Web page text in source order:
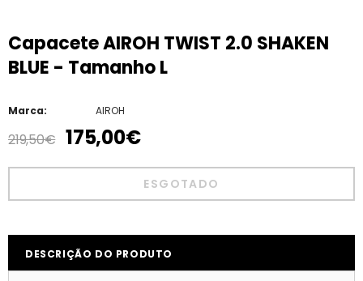
Capacete AIROH TWIST 2.0 SHAKEN
BLUE - Tamanho L
Marca: AIROH
219,50€ 175,00€
DESCRIÇÃO DO PRODUTO